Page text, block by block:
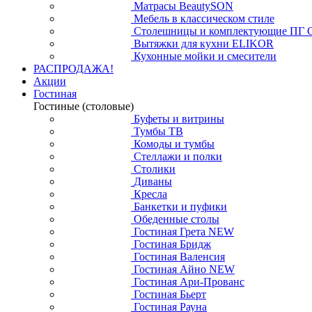
Матрасы BeautySON
Мебель в классическом стиле
Столешницы и комплектующие ПГ
Вытяжки для кухни ELIKOR
Кухонные мойки и смесители
РАСПРОДАЖА!
Акции
Гостиная
Гостиные (столовые)
Буфеты и витрины
Тумбы ТВ
Комоды и тумбы
Стеллажи и полки
Столики
Диваны
Кресла
Банкетки и пуфики
Обеденные столы
Гостиная Грета NEW
Гостиная Бридж
Гостиная Валенсия
Гостиная Айно NEW
Гостиная Ари-Прованс
Гостиная Бьерт
Гостиная Рауна